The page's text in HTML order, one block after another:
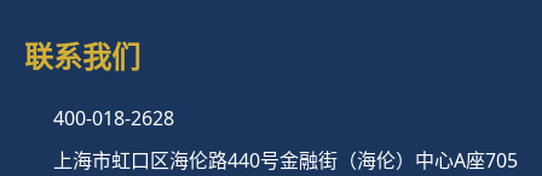
联系我们
400-018-2628
上海市虹口区海伦路440号金融街（海伦）中心A座705